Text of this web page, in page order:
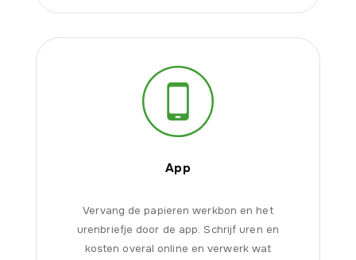
App
Vervang de papieren werkbon en het
urenbriefje door de app. Schrijf uren en
kosten overal online en verwerk wat